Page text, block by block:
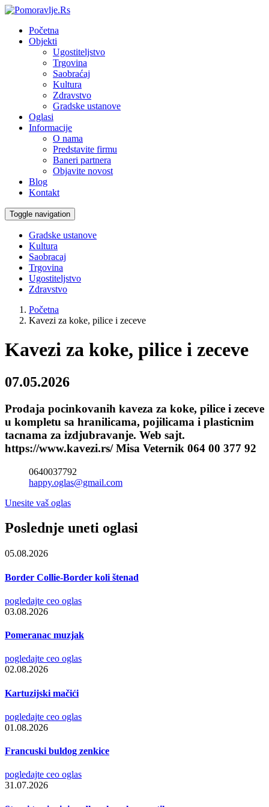
Početna
Objekti
Ugostiteljstvo
Trgovina
Saobraćaj
Kultura
Zdravstvo
Gradske ustanove
Oglasi
Informacije
O nama
Predstavite firmu
Baneri partnera
Objavite novost
Blog
Kontakt
Toggle navigation
Gradske ustanove
Kultura
Saobracaj
Trgovina
Ugostiteljstvo
Zdravstvo
Početna
Kavezi za koke, pilice i zeceve
Kavezi za koke, pilice i zeceve
07.05.2026
Prodaja pocinkovanih kaveza za koke, pilice i zeceve
u kompletu sa hranilicama, pojilicama i plasticnim
tacnama za izdjubravanje. Web sajt.
https://www.kavezi.rs/ Misa Veternik 064 00 377 92
0640037792
happy.oglas@gmail.com
Unesite vaš oglas
Poslednje uneti oglasi
05.08.2026
Border Collie-Border koli štenad
pogledajte ceo oglas
03.08.2026
Pomeranac muzjak
pogledajte ceo oglas
02.08.2026
Kartuzijski mačići
pogledajte ceo oglas
01.08.2026
Francuski buldog zenkice
pogledajte ceo oglas
31.07.2026